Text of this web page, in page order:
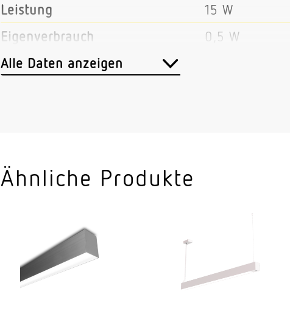
Leistung
15 W
Eigenverbrauch
0,5 W
Vernetzung
Farbtemperatur
Farbwiedergabeindex CRI
Mit Leuchtmittel
Ja, STEINEL
Leuchtmittel
LED nicht
Alle Daten anzeigen
Ähnliche Produkte